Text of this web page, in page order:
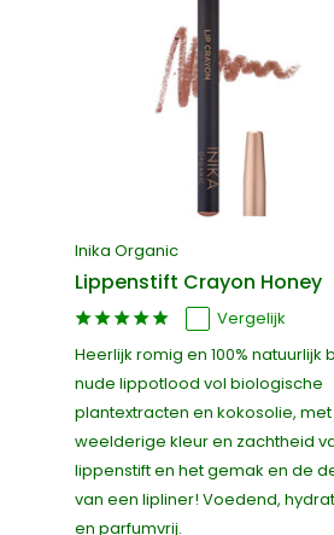
Inika Organic
Lippenstift Crayon Honey
Vergelijk
Heerlijk romig en 100% natuurlijk
nude lippotlood vol biologische
plantextracten en kokosolie,
weelderige kleur en zachtheid
lippenstift en het gemak en de
van een lipliner! Voedend,
en parfumvrij.